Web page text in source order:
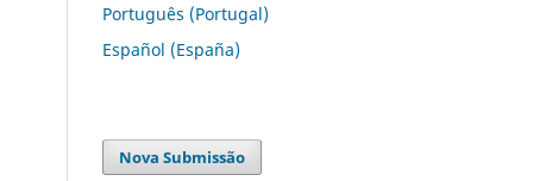
Português (Portugal)
Español (España)
Nova Submissão